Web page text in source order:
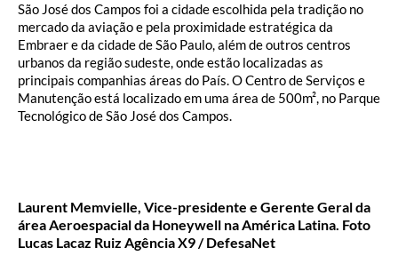
São José dos Campos foi a cidade escolhida pela tradição no
mercado da aviação e pela proximidade estratégica da
Embraer e da cidade de São Paulo, além de outros centros
urbanos da região sudeste, onde estão localizadas as
principais companhias áreas do País. O Centro de Serviços e
Manutenção está localizado em uma área de 500m², no Parque
Tecnológico de São José dos Campos.
Laurent Memvielle, Vice-presidente e Gerente Geral da
área Aeroespacial da Honeywell na América Latina. Foto
Lucas Lacaz Ruiz Agência X9 / DefesaNet